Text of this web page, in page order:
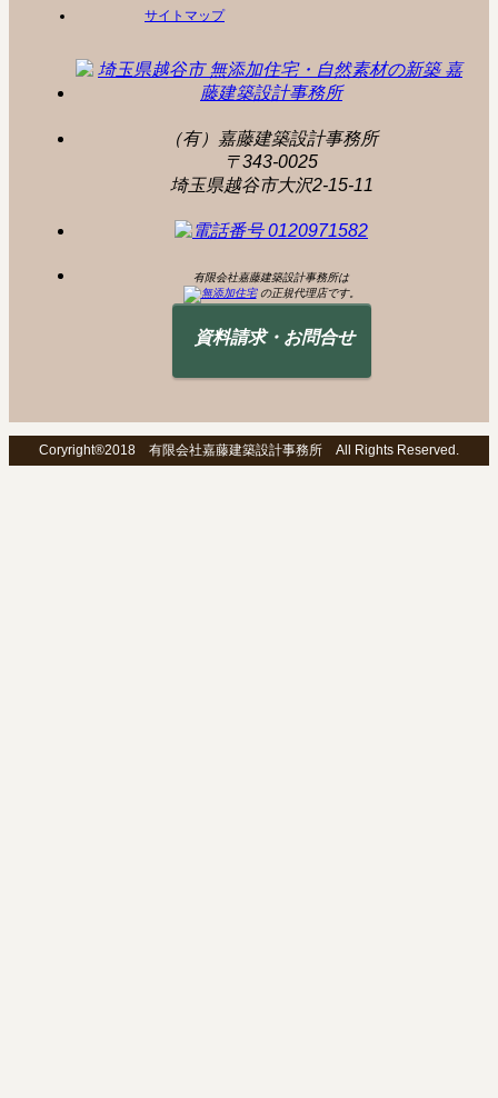
サイトマップ
（有）嘉藤建築設計事務所
〒343-0025
埼玉県越谷市大沢2-15-11
有限会社嘉藤建築設計事務所は
の正規代理店です。
資料請求・お問合せ
Coryright®2018 有限会社嘉藤建築設計事務所 All Rights Reserved.